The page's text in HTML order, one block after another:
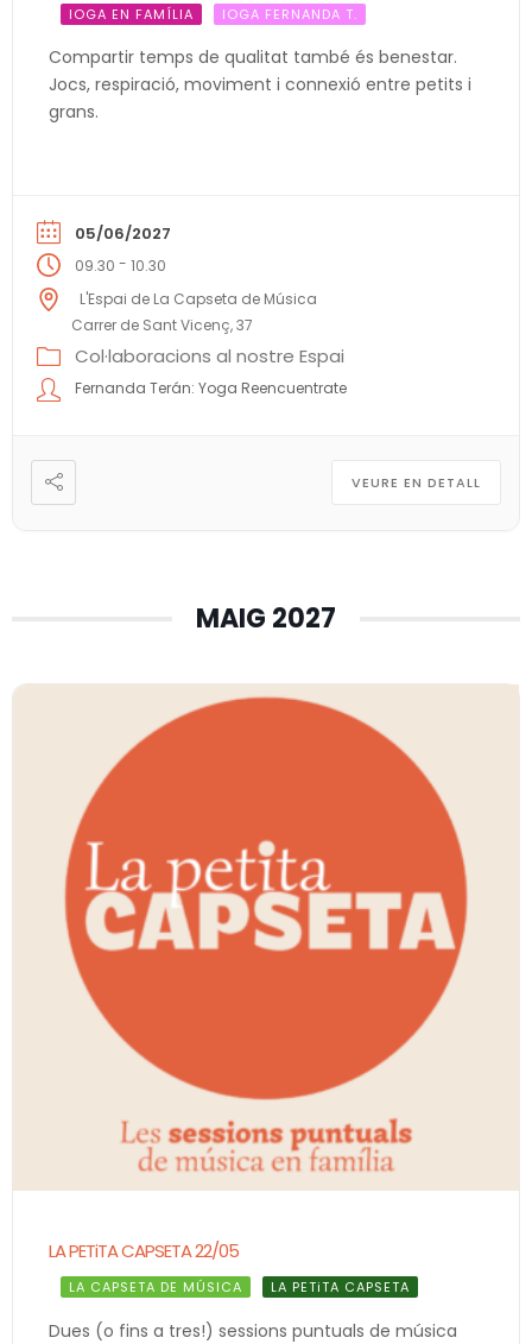
IOGA EN FAMÍLIA IOGA FERNANDA T.
Compartir temps de qualitat també és benestar.
Jocs, respiració, moviment i connexió entre petits i
grans.
05/06/2027
09.30 - 10.30
L'Espai de La Capseta de Música
Carrer de Sant Vicenç, 37
Col·laboracions al nostre Espai
Fernanda Terán: Yoga Reencuentrate
VEURE EN DETALL
MAIG 2027
LA PETiTA CAPSETA 22/05
LA CAPSETA DE MÚSICA LA PETiTA CAPSETA
Dues (o fins a tres!) sessions puntuals de música